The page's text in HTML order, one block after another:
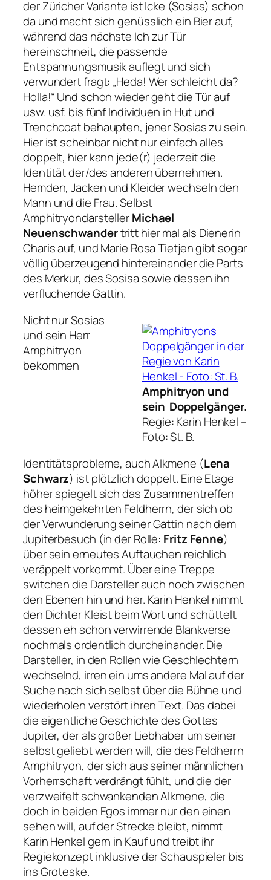
der Züricher Variante ist Icke (Sosias) schon
da und macht sich genüsslich ein Bier auf,
während das nächste Ich zur Tür
hereinschneit, die passende
Entspannungsmusik auflegt und sich
verwundert fragt: „Heda! Wer schleicht da?
Holla!“ Und schon wieder geht die Tür auf
usw. usf. bis fünf Individuen in Hut und
Trenchcoat behaupten, jener Sosias zu sein.
Hier ist scheinbar nicht nur einfach alles
doppelt, hier kann jede(r) jederzeit die
Identität der/des anderen übernehmen.
Hemden, Jacken und Kleider wechseln den
Mann und die Frau. Selbst
AmphitryondarstellerMichael
Neuenschwandertritt hier mal als Dienerin
Charis auf, und Marie Rosa Tietjen gibt sogar
völlig überzeugend hintereinander die Parts
des Merkur, des Sosisa sowie dessen ihn
verfluchende Gattin.
Amphitryon und
sein Doppelgänger.
Regie: Karin Henkel –
Foto: St. B.
Nicht nur Sosias
und sein Herr
Amphitryon
bekommen
Identitätsprobleme, auch Alkmene (Lena
Schwarz) ist plötzlich doppelt. Eine Etage
höher spiegelt sich das Zusammentreffen
des heimgekehrten Feldherrn, der sich ob
der Verwunderung seiner Gattin nach dem
Jupiterbesuch (in der Rolle: Fritz Fenne)
über sein erneutes Auftauchen reichlich
veräppelt vorkommt. Über eine Treppe
switchen die Darsteller auch noch zwischen
den Ebenen hin und her. Karin Henkel nimmt
den Dichter Kleist beim Wort und schüttelt
dessen eh schon verwirrende Blankverse
nochmals ordentlich durcheinander. Die
Darsteller, in den Rollen wie Geschlechtern
wechselnd, irren ein ums andere Mal auf der
Suche nach sich selbst über die Bühne und
wiederholen verstört ihren Text. Das dabei
die eigentliche Geschichte des Gottes
Jupiter, der als großer Liebhaber um seiner
selbst geliebt werden will, die des Feldherrn
Amphitryon, der sich aus seiner männlichen
Vorherrschaft verdrängt fühlt, und die der
verzweifelt schwankenden Alkmene, die
doch in beiden Egos immer nur den einen
sehen will, auf der Strecke bleibt, nimmt
Karin Henkel gern in Kauf und treibt ihr
Regiekonzept inklusive der Schauspieler bis
ins Groteske.